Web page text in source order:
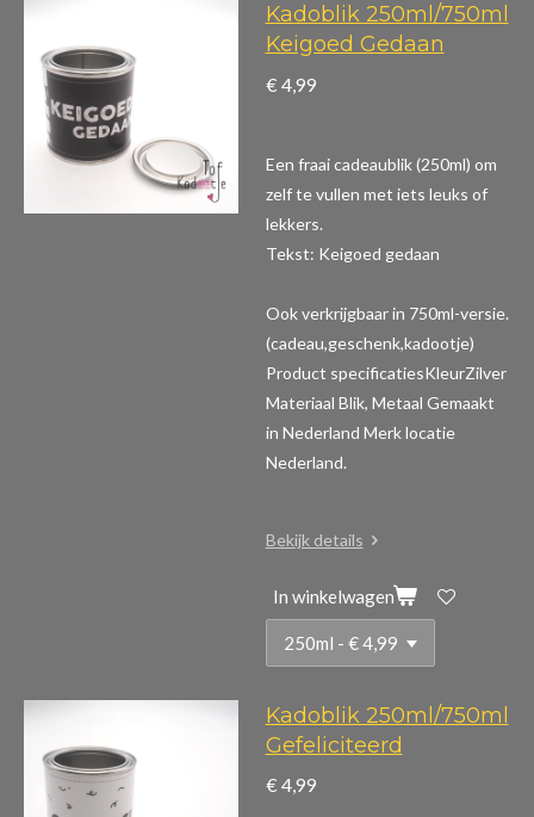
Kadoblik 250ml/750ml
Keigoed Gedaan
€ 4,99
Een fraai cadeaublik (250ml) om
zelf te vullen met iets leuks of
lekkers.
Tekst: Keigoed gedaan
Ook verkrijgbaar in 750ml-versie.
(cadeau,geschenk,kadootje)
Product specificatiesKleurZilver
Materiaal Blik, Metaal Gemaakt
in Nederland Merk locatie
Nederland.
Bekijk details
In winkelwagen
Kadoblik 250ml/750ml
Gefeliciteerd
€ 4,99